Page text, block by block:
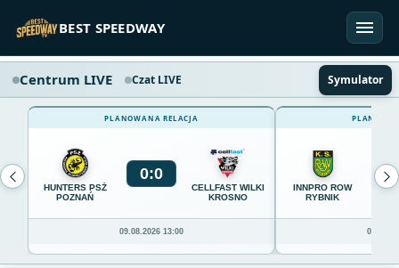
BEST SPEEDWAY
Centrum LIVE Czat LIVE Symulator
PLANOWANA RELACJA
HUNTERS PSŻ
POZNAŃ
0:0
CELLFAST WILKI
KROSNO
09.08.2026 13:00
INNPRO ROW
RYBNIK
0